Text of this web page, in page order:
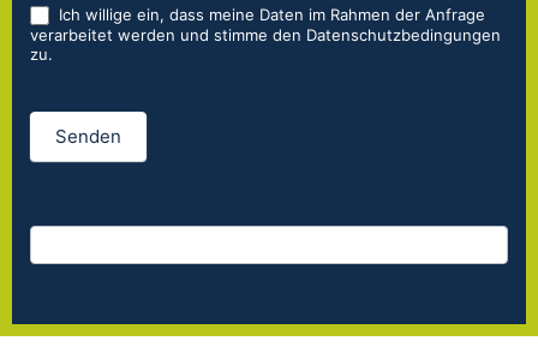
Ich willige ein, dass meine Daten im Rahmen der Anfrage
verarbeitet werden und stimme den Datenschutzbedingungen
zu.
Senden